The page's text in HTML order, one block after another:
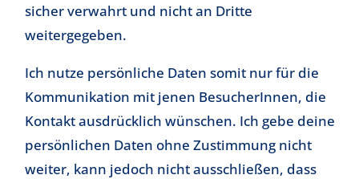
sicher verwahrt und nicht an Dritte
weitergegeben.
Ich nutze persönliche Daten somit nur für die
Kommunikation mit jenen BesucherInnen, die
Kontakt ausdrücklich wünschen. Ich gebe deine
persönlichen Daten ohne Zustimmung nicht
weiter, kann jedoch nicht ausschließen, dass